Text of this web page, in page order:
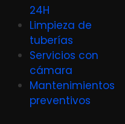
24H
Limpieza de
tuberías
Servicios con
cámara
Mantenimientos
preventivos